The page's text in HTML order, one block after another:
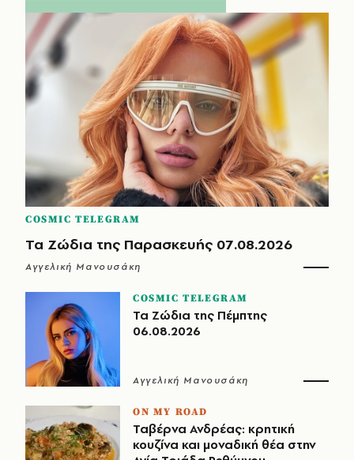
COSMIC TELEGRAM
Τα Ζώδια της Παρασκευής 07.08.2026
Αγγελική Μανουσάκη
COSMIC TELEGRAM
Τα Ζώδια της Πέμπτης
06.08.2026
Αγγελική Μανουσάκη
ON MY ROAD
Ταβέρνα Ανδρέας: κρητική
κουζίνα και μοναδική θέα στην